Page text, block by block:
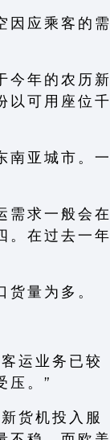
因 应 乘 客 的 需
今 年 的 农 历 新
以 可 用 座 位 千
南 亚 城 市 。 一
需 求 一 般 会 在
。 在 过 去 一 年
货 量 为 多 。
运 业 务 已 较
压 。 ”
货 机 投 入 服